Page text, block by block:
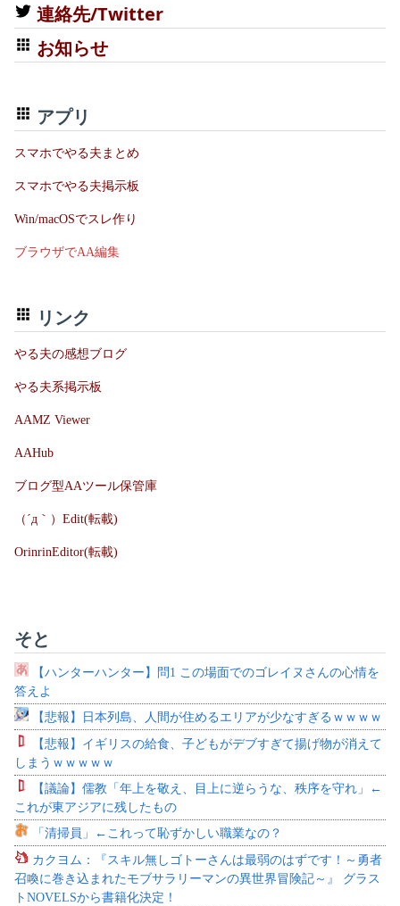
連絡先/Twitter
お知らせ
アプリ
スマホでやる夫まとめ
スマホでやる夫掲示板
Win/macOSでスレ作り
ブラウザでAA編集
リンク
やる夫の感想ブログ
やる夫系掲示板
AAMZ Viewer
AAHub
ブログ型AAツール保管庫
（´д｀）Edit(転載)
OrinrinEditor(転載)
そと
【ハンターハンター】問1 この場面でのゴレイヌさんの心情を
答えよ
【悲報】日本列島、人間が住めるエリアが少なすぎるｗｗｗｗ
【悲報】イギリスの給食、子どもがデブすぎて揚げ物が消えて
しまうｗｗｗｗｗ
【議論】儒教「年上を敬え、目上に逆らうな、秩序を守れ」←
これが東アジアに残したもの
「清掃員」←これって恥ずかしい職業なの？
カクヨム：『スキル無しゴトーさんは最弱のはずです！～勇者
召喚に巻き込まれたモブサラリーマンの異世界冒険記～』 グラス
トNOVELSから書籍化決定！